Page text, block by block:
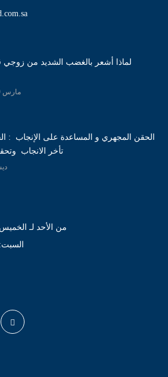
لماذا أشعر بالغضب الشديد من زوجي
مارس 30, 2025
الحقن المجهري و المساعدة على الإنجاب :
تأخر الانجاب
من الأحد لـ الخميس: 11.00 صباحا -
السبت: 10.00 صباحا - 4.00 مساءا